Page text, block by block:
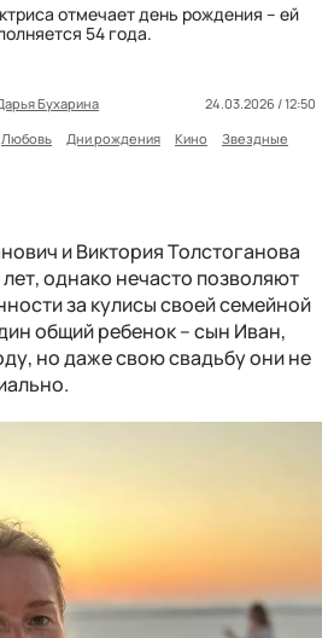
отмечает день рождения – ей
54 года.
Бухарина
24.03.2026 / 12:50
Любовь Дни рождения Кино
Звездные
и Виктория Толстоганова
однако нечасто позволяют
за кулисы своей семейной
общий ребенок – сын Иван,
но даже свою свадьбу они не